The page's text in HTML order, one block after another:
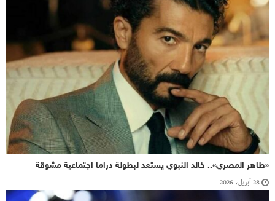
«طاهر المصري».. خالد النبوي يستعد لبطولة دراما اجتماعية مشوقة
28 أبريل، 2026